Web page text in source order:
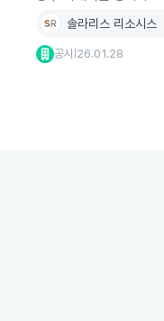
솔라리스 리소시스
공시 26.01.28